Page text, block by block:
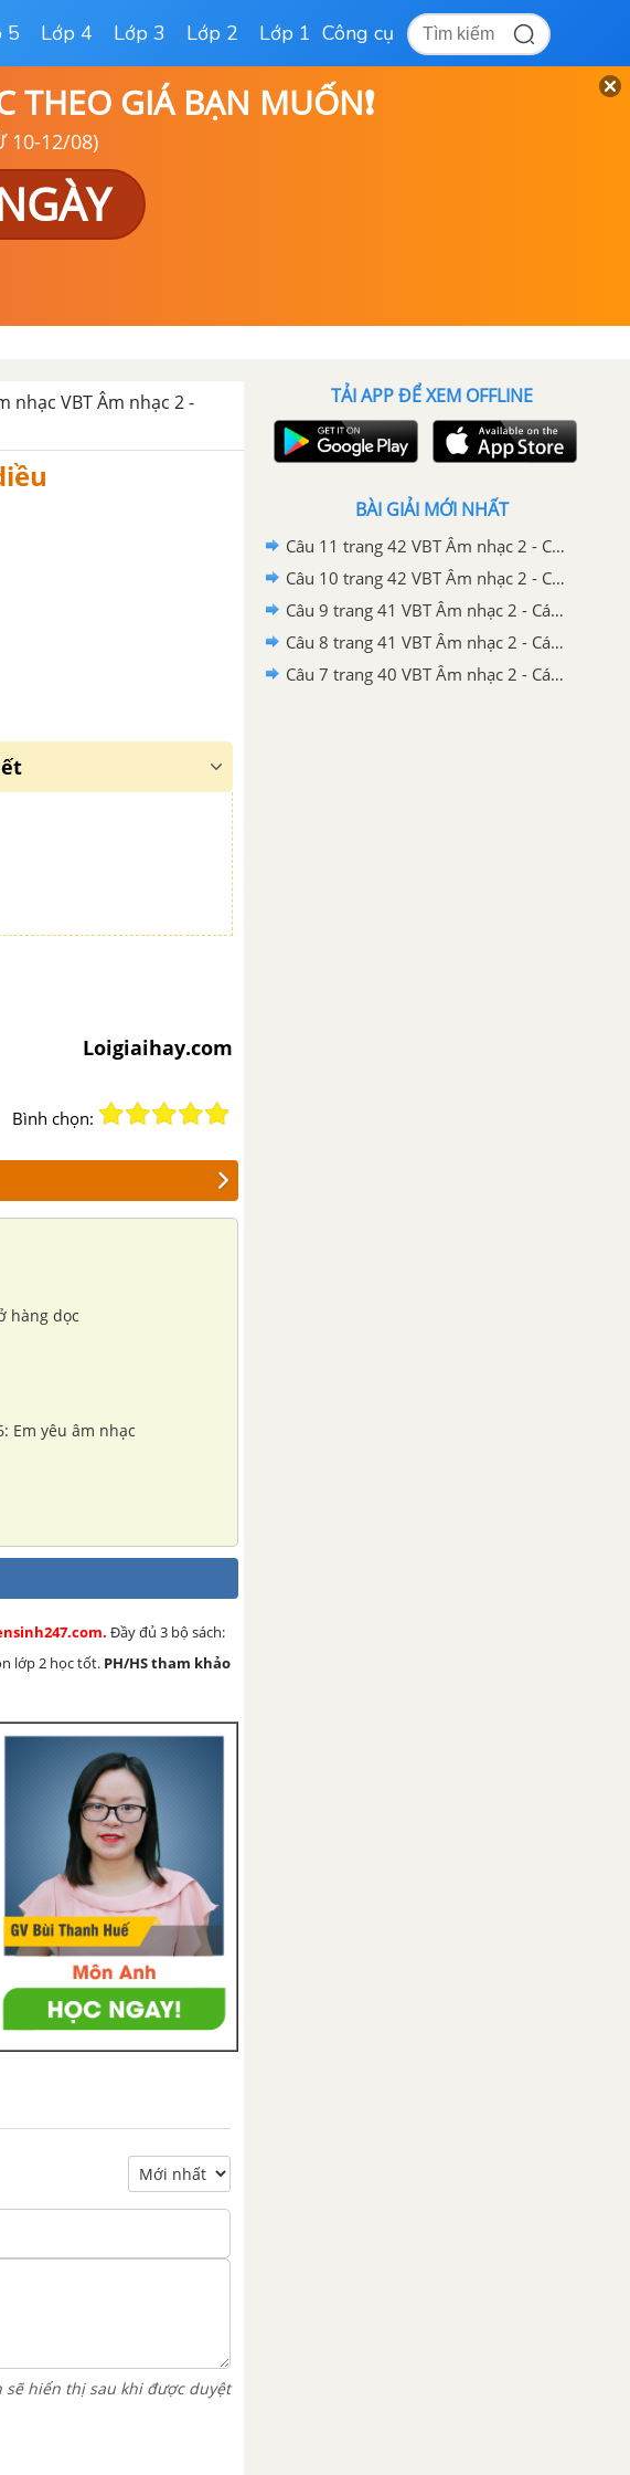
5 Lớp 4 Lớp 3 Lớp 2 Lớp 1 Công cụ
GIÁ BẠN MUỐN❗
10-12/08)
nhạc VBT Âm nhạc 2 -
Loigiaihay.com
Bình chọn:
hàng dọc
Em yêu âm nhạc
Đầy đủ 3 bộ sách:
lớp 2 học tốt. PH/HS tham khảo
sẽ hiển thị sau khi được duyệt
TẢI APP ĐỂ XEM OFFLINE
BÀI GIẢI MỚI NHẤT
Câu 11 trang 42 VBT Âm nhạc 2 - Cánh diều
Câu 10 trang 42 VBT Âm nhạc 2 - Cánh diều
Câu 9 trang 41 VBT Âm nhạc 2 - Cánh diều
Câu 8 trang 41 VBT Âm nhạc 2 - Cánh diều
Câu 7 trang 40 VBT Âm nhạc 2 - Cánh diều